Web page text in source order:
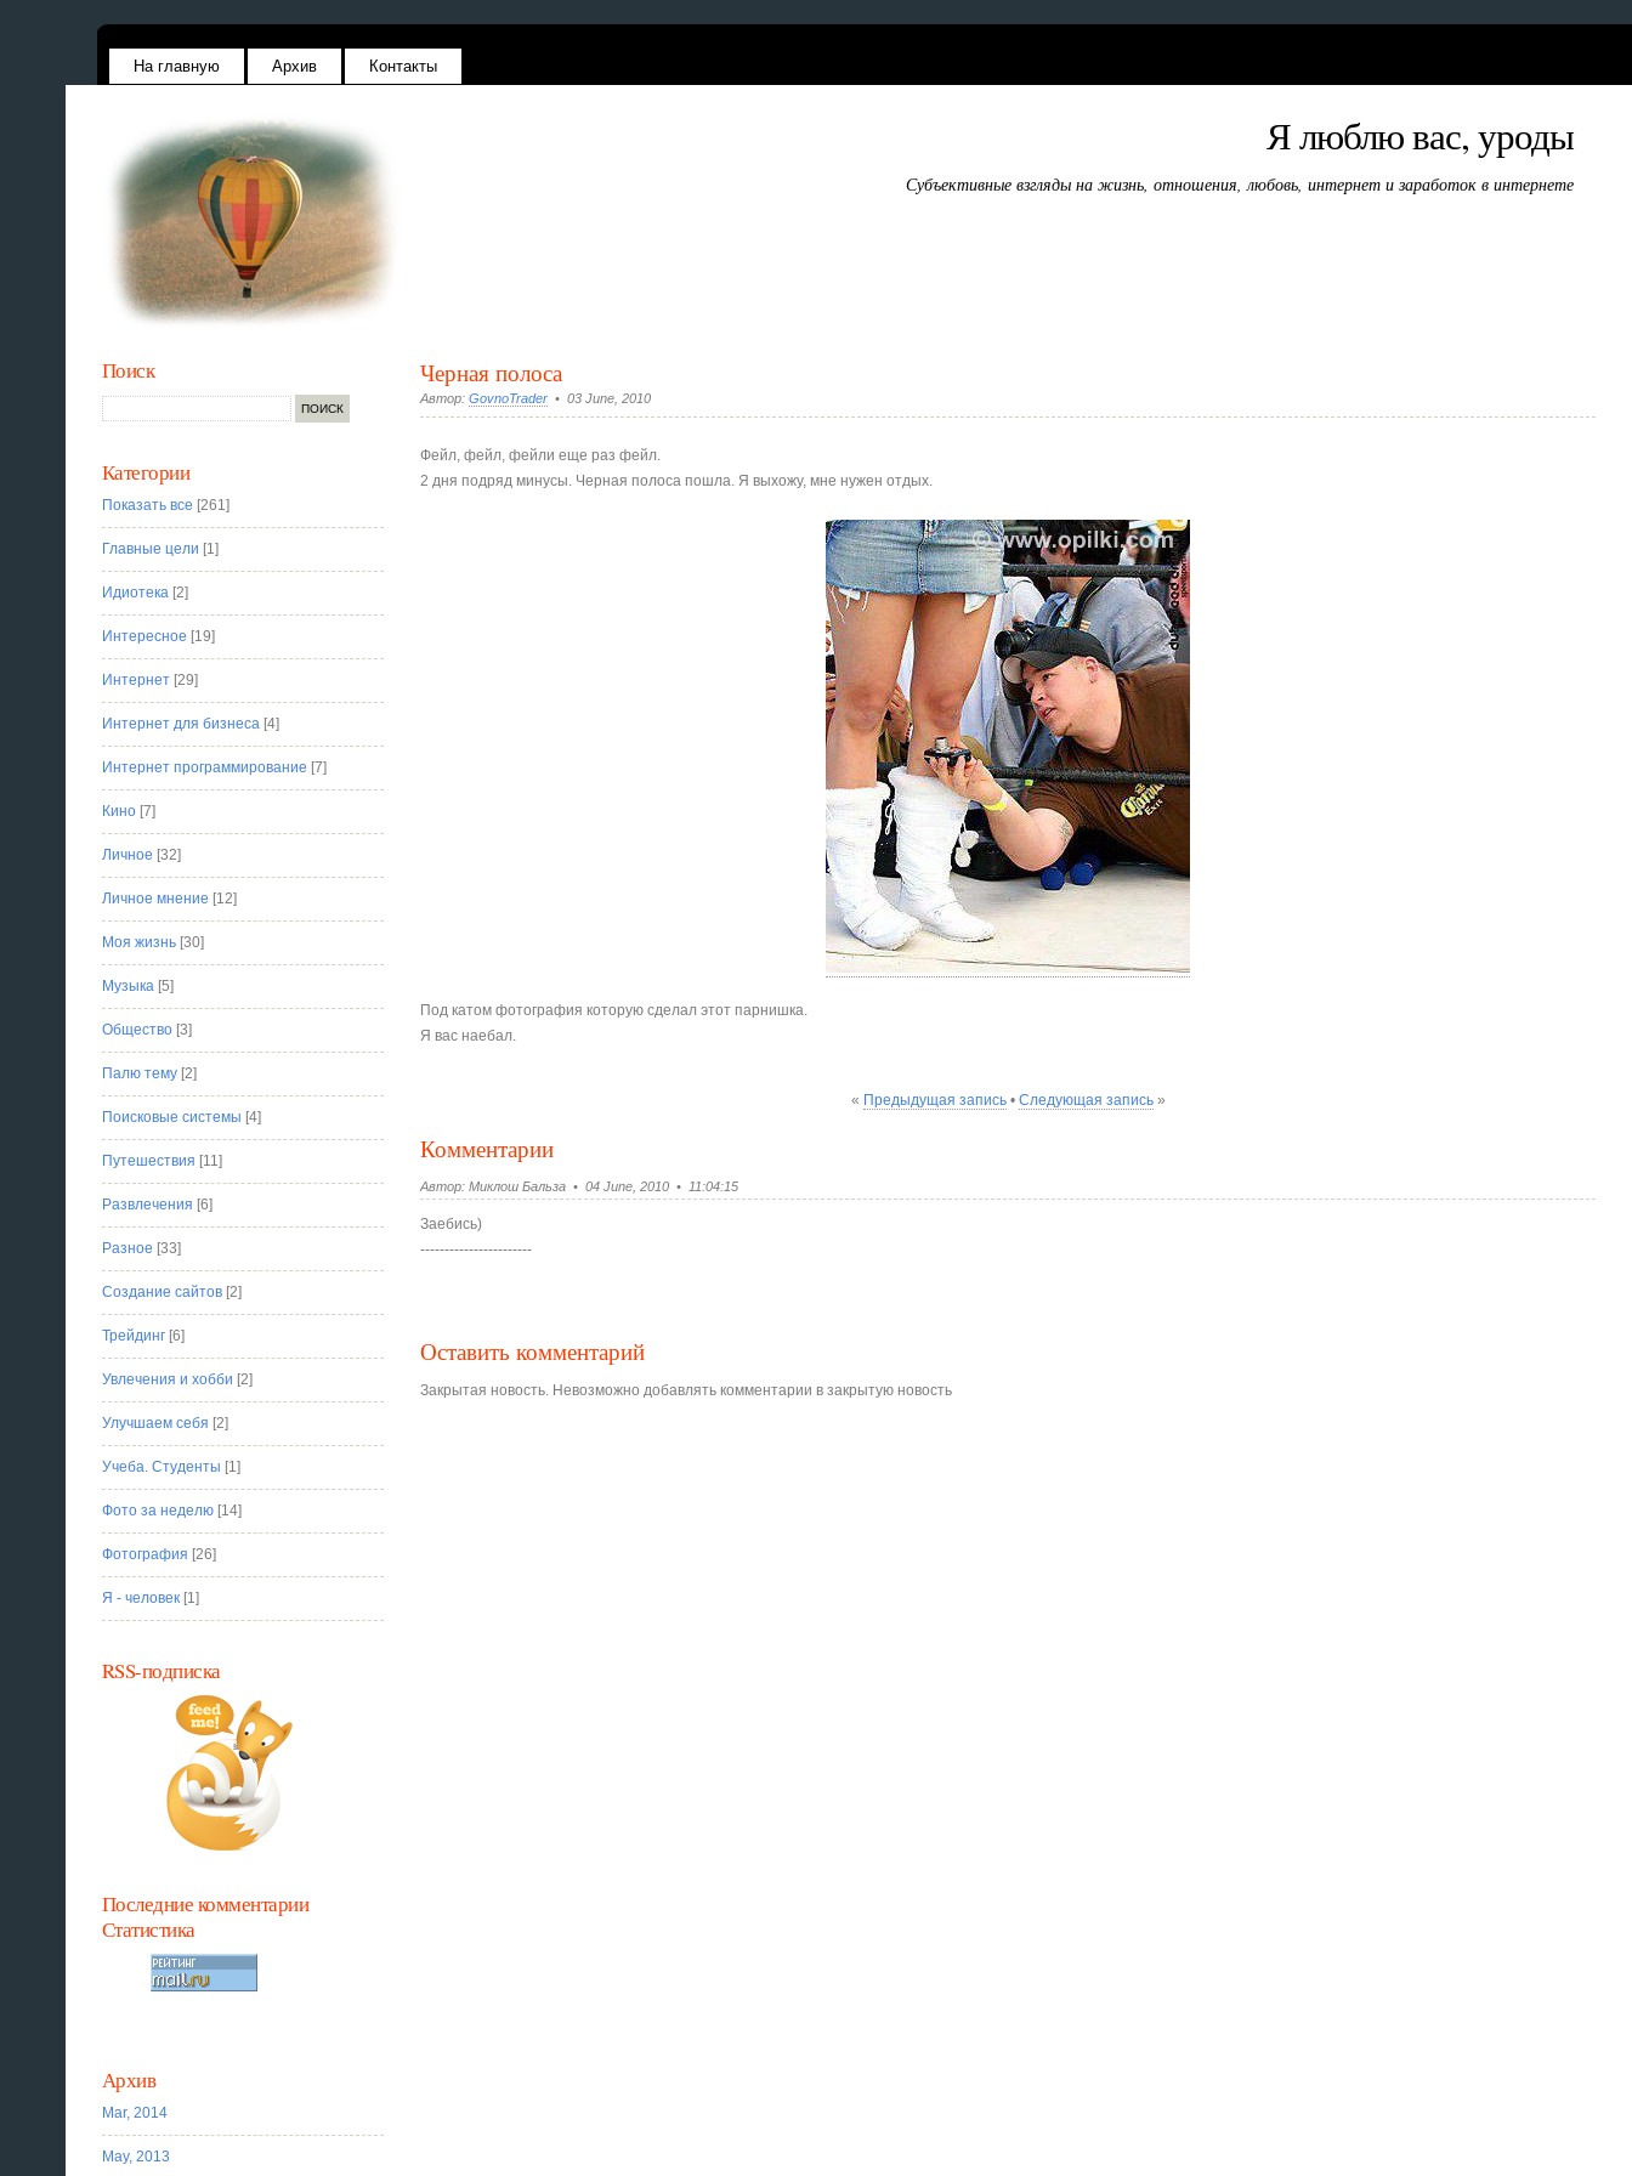
На главную Архив Контакты
Я люблю вас, уроды
Субъективные взгляды на жизнь, отношения, любовь, интернет и заработок в интернете
Черная полоса
Автор:GovnoTrader • 03 June, 2010
Фейл, фейл, фейли еще раз фейл.
2 дня подряд минусы. Черная полоса пошла. Я выхожу, мне нужен отдых.
Под катом фотография которую сделал этот парнишка.
Я вас наебал.
« Предыдущая запись• Следующая запись»
Комментарии
Автор: Миклош Бальза • 04 June, 2010 • 11:04:15
Заебись)
-----------------------
Оставить комментарий
Закрытая новость. Невозможно добавлять комментарии в закрытую новость
Поиск
Категории
Показать все [261]
Главные цели [1]
Идиотека[2]
Интересное [19]
Интернет[29]
Интернет для бизнеса[4]
Интернет программирование [7]
Кино[7]
Личное [32]
Личное мнение [12]
Моя жизнь[30]
Музыка[5]
Общество[3]
Палю тему[2]
Поисковые системы [4]
Путешествия [11]
Развлечения [6]
Разное [33]
Создание сайтов[2]
Трейдинг[6]
Увлечения и хобби [2]
Улучшаем себя [2]
Учеба. Студенты [1]
Фото за неделю[14]
Фотография [26]
Я - человек[1]
RSS-подписка
Последние комментарии
Статистика
Архив
Mar, 2014
May, 2013